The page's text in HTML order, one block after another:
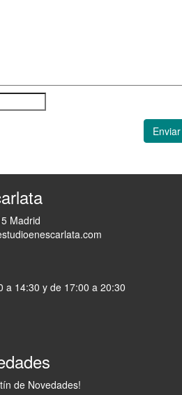
Enviar
Madrid
a 14:30 y de 17:00 a 20:30
de Novedades!